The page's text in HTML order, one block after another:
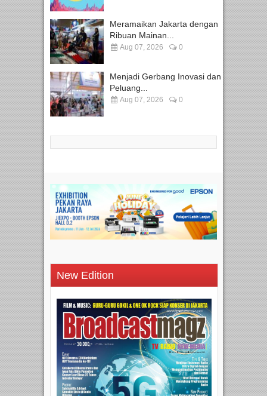
Meramaikan Jakarta dengan
Ribuan Mainan...
Aug 07, 2026 0
Menjadi Gerbang Inovasi dan
Peluang...
Aug 07, 2026 0
New Edition